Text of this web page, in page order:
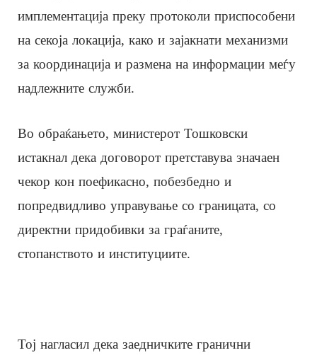
имплементација преку протоколи приспособени
на секоја локација, како и зајакнати механизми
за координација и размена на информации меѓу
надлежните служби.
Во обраќањето, министерот Тошковски
истакнал дека договорот претставува значаен
чекор кон поефикасно, побезбедно и
попредвидливо управување со границата, со
директни придобивки за граѓаните,
стопанството и институциите.
Тој нагласил дека заедничките гранични